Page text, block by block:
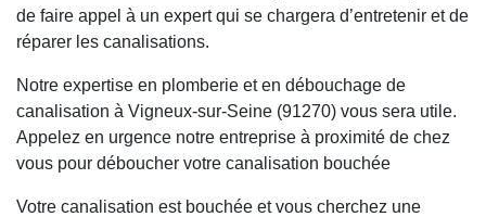
de faire appel à un expert qui se chargera d’entretenir et de
réparer les canalisations.
Notre expertise en plomberie et en débouchage de
canalisation à Vigneux-sur-Seine (91270) vous sera utile.
Appelez en urgence notre entreprise à proximité de chez
vous pour déboucher votre canalisation bouchée
Votre canalisation est bouchée et vous cherchez une